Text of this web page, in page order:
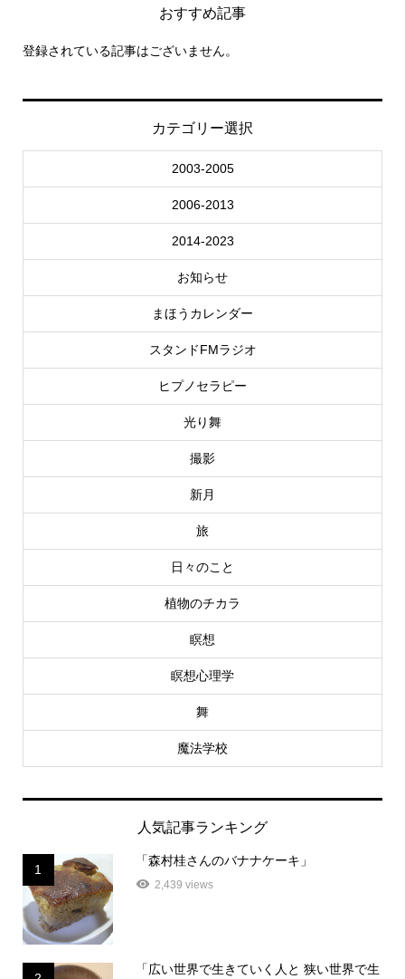
おすすめ記事
登録されている記事はございません。
カテゴリー選択
2003-2005
2006-2013
2014-2023
お知らせ
まほうカレンダー
スタンドFMラジオ
ヒプノセラピー
光り舞
撮影
新月
旅
日々のこと
植物のチカラ
瞑想
瞑想心理学
舞
魔法学校
人気記事ランキング
1
「森村桂さんのバナナケーキ」
2,439 views
「広い世界で生きていく人と 狭い世界で生